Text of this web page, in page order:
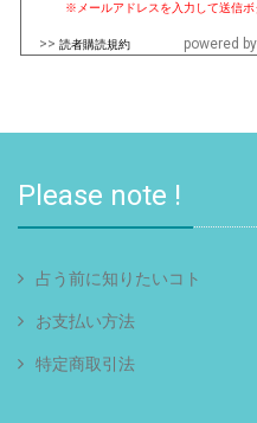
※メールアドレスを入力して送信ボ
>> 読者購読規約 powered by
Please note !
占う前に知りたいコト
お支払い方法
特定商取引法